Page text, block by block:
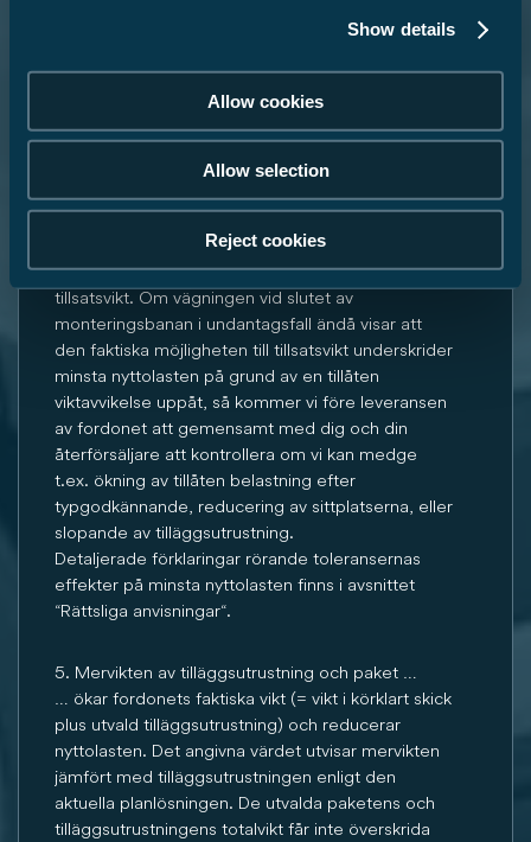
Show details
Allow cookies
Allow selection
Reject cookies
vikt finns i avsnittet “Rättsliga anvisningar“.
… är ett värde som fastställs av Carado för varje
planritning och utgör maximivärdet för beställbar
tilläggsutrustning. Denna begränsning ska
säkerställa att minsta nyttolasten, alltså den i lag
fastställda tillgängliga vikten för bagage och i
efterhand monterade tillbehör, på fordon som
Carado levererat också finns till förfogande för
tillsatsvikt. Om vägningen vid slutet av
monteringsbanan i undantagsfall ändå visar att
den faktiska möjligheten till tillsatsvikt underskrider
minsta nyttolasten på grund av en tillåten
viktavvikelse uppåt, så kommer vi före leveransen
av fordonet att gemensamt med dig och din
återförsäljare att kontrollera om vi kan medge
t.ex. ökning av tillåten belastning efter
typgodkännande, reducering av sittplatserna, eller
slopande av tilläggsutrustning.
Detaljerade förklaringar rörande toleransernas
effekter på minsta nyttolasten finns i avsnittet
“Rättsliga anvisningar“.
5. Mervikten av tilläggsutrustning och paket …
… ökar fordonets faktiska vikt (= vikt i körklart skick
plus utvald tilläggsutrustning) och reducerar
nyttolasten. Det angivna värdet utvisar mervikten
jämfört med tilläggsutrustningen enligt den
aktuella planlösningen. De utvalda paketens och
tilläggsutrustningens totalvikt får inte överskrida